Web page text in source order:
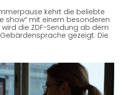
kehrt die beliebte
show“ mit einem besonderen
die ZDF-Sendung ab dem
gezeigt. Die